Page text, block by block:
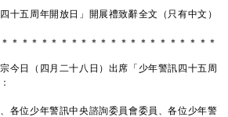
十五周年開放日」開展禮致辭全文（只有中文）
＊ ＊ ＊ ＊ ＊ ＊ ＊ ＊ ＊ ＊ ＊ ＊ ＊ ＊ ＊ ＊ ＊ ＊ ＊ ＊ ＊ ＊
日（四月二十八日）出席「少年警訊四十五周
各位少年警訊中央諮詢委員會委員、各位少年警